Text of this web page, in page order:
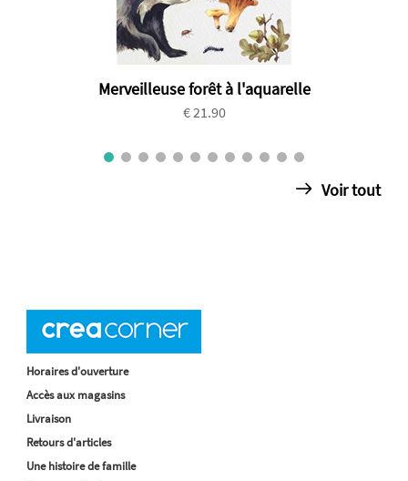
Merveilleuse forêt à l'aquarelle
€ 21.90
Voir tout
Horaires d'ouverture
Accès aux magasins
Livraison
Retours d'articles
Une histoire de famille